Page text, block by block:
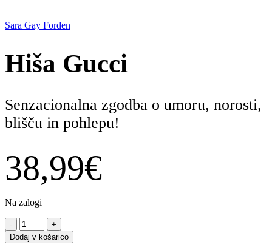
Sara Gay Forden
Hiša Gucci
Senzacionalna zgodba o umoru, norosti,
blišču in pohlepu!
38,99€
Na zalogi
-
Hiša
Gucci
količina
+
Dodaj v košarico